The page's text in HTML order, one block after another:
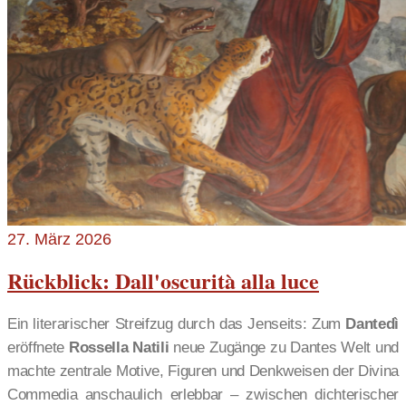
27. März 2026
Rückblick: Dall'oscurità alla luce
Ein literarischer Streifzug durch das Jenseits: Zum Dantedì
eröffnete Rossella Natili neue Zugänge zu Dantes Welt und
machte zentrale Motive, Figuren und Denkweisen der Divina
Commedia anschaulich erlebbar – zwischen dichterischer